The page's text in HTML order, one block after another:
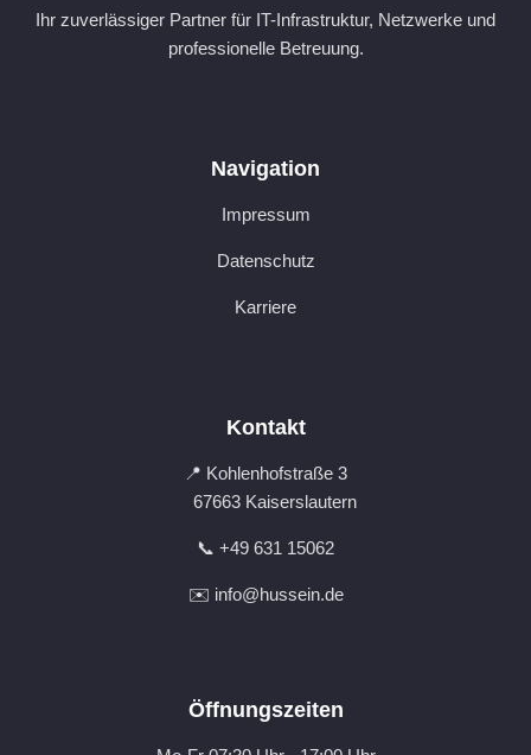
Ihr zuverlässiger Partner für IT-Infrastruktur, Netzwerke und
professionelle Betreuung.
Navigation
Impressum
Datenschutz
Karriere
Kontakt
📍 Kohlenhofstraße 3
67663 Kaiserslautern
📞 +49 631 15062
✉️ info@hussein.de
Öffnungszeiten